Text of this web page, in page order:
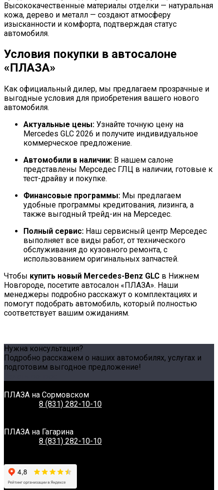
Высококачественные материалы отделки — натуральная
кожа, дерево и металл — создают атмосферу
изысканности и комфорта, подтверждая статус
автомобиля.
Условия покупки в автосалоне
«ПЛАЗА»
Как официальный дилер, мы предлагаем прозрачные и
выгодные условия для приобретения вашего нового
автомобиля.
Актуальные цены: Узнайте точную цену на
Mercedes GLC 2026 и получите индивидуальное
коммерческое предложение.
Автомобили в наличии: В нашем салоне
представлены Мерседес ГЛЦ в наличии, готовые к
тест-драйву и покупке.
Финансовые программы: Мы предлагаем
удобные программы кредитования, лизинга, а
также выгодный трейд-ин на Мерседес.
Полный сервис: Наш сервисный центр Мерседес
выполняет все виды работ, от технического
обслуживания до кузовного ремонта, с
использованием оригинальных запчастей.
Чтобы купить новый Mercedes-Benz GLC в Нижнем
Новгороде, посетите автосалон «ПЛАЗА». Наши
менеджеры подробно расскажут о комплектациях и
помогут подобрать автомобиль, который полностью
соответствует вашим ожиданиям.
Нужна консультация?
Подробно расскажем о наших автомобилях, услугах и
подготовим выгодное предложение!
ПЛАЗА на Сормовском
8 (831) 282-10-10
ПЛАЗА на Гагарина
8 (831) 282-10-10